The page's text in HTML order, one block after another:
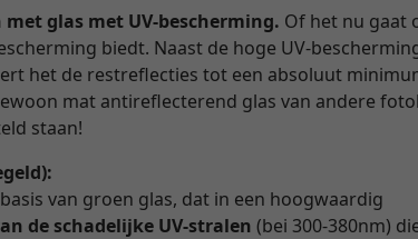
glas met UV-bescherming. Of het nu gaat
biedt. Naast de hoge UV-
het de restreflecties tot een absoluut
mat antireflecterend glas van andere
staan!
van groen glas, dat in een hoogwaardig
de schadelijke UV-stralen (bei 300-380nm)